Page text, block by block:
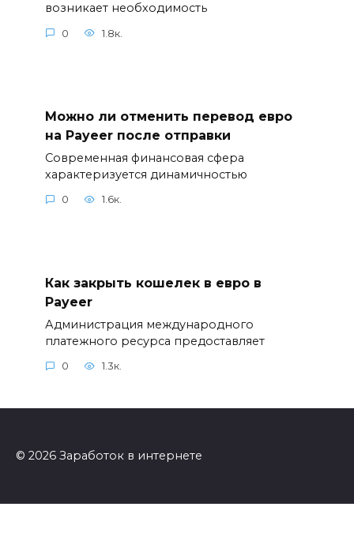
возникает необходимость
0 1.8к.
Можно ли отменить перевод евро
на Payeer после отправки
Современная финансовая сфера
характеризуется динамичностью
0 1.6к.
Как закрыть кошелек в евро в
Payeer
Администрация международного
платежного ресурса предоставляет
0 1.3к.
© 2026 Заработок в интернете